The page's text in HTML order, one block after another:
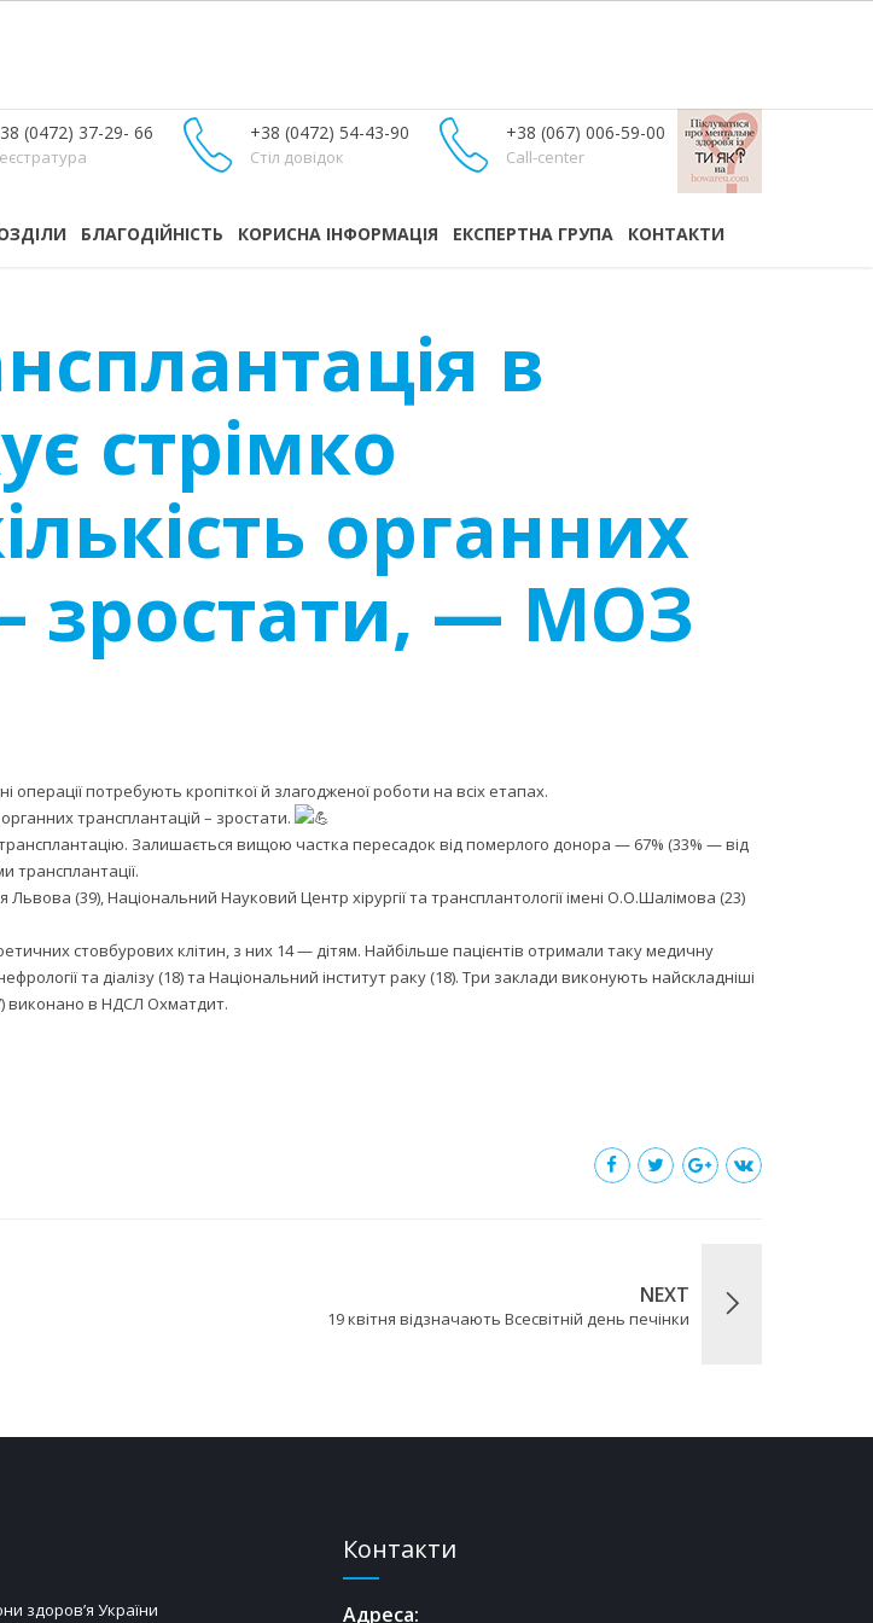
(0472) 37-29- 66 +38 (0472) 54-43-90
Стіл довідок
+38 (067) 006-59-00
Call-center
БЛАГОДІЙНІСТЬ КОРИСНА ІНФОРМАЦІЯ ЕКСПЕРТНА ГРУПА КОНТАКТИ
в
стрімко
органних
зростати, — МОЗ
операції потребують кропіткої й злагодженої роботи на всіх етапах.
трансплантацій – зростати.
Залишається вищою частка пересадок від померлого донора — 67% (33% — від
трансплантації.
Львова (39),Національний Науковий Центр хірургії та трансплантології імені О.О.Шалімова (23)
стовбурових клітин, з них 14 — дітям. Найбільше пацієнтів отримали таку медичну
та діалізу (18) та Національний інститут раку (18). Три заклади виконують найскладніші
виконано в НДСЛ Охматдит.
NEXT
19 квітня відзначають Всесвітній день печінки
здоров’я України
Контакти
Адреса: